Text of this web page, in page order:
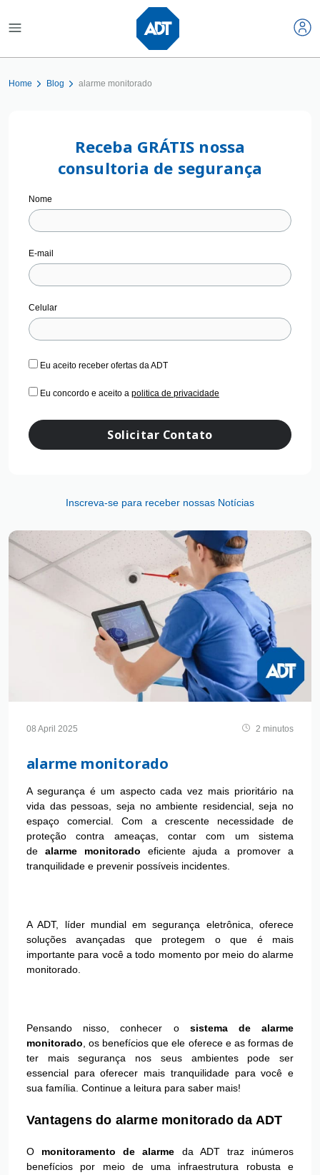
Home Blog alarme monitorado
Receba GRÁTIS nossa
consultoria de segurança
Nome
E-mail
Celular
Eu aceito receber ofertas da ADT
Eu concordo e aceito a politica de privacidade
Solicitar Contato
Inscreva-se para receber nossas Notícias
08 April 2025 2 minutos
alarme monitorado
A segurança é um aspecto cada vez mais prioritário na
vida das pessoas, seja no ambiente residencial, seja no
espaço comercial. Com a crescente necessidade de
proteção contra ameaças, contar com um sistema
de alarme monitorado eficiente ajuda a promover a
tranquilidade e prevenir possíveis incidentes.
A ADT, líder mundial em segurança eletrônica, oferece
soluções avançadas que protegem o que é mais
importante para você a todo momento por meio do alarme
monitorado.
Pensando nisso, conhecer o sistema de alarme
monitorado, os benefícios que ele oferece e as formas de
ter mais segurança nos seus ambientes pode ser
essencial para oferecer mais tranquilidade para você e
sua família. Continue a leitura para saber mais!
Vantagens do alarme monitorado da ADT
O monitoramento de alarme da ADT traz inúmeros
benefícios por meio de uma infraestrutura robusta e